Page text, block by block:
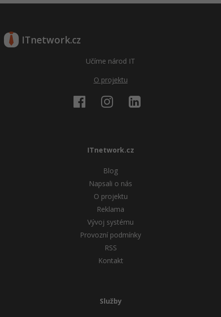
ITnetwork.cz
Učíme národ IT
O projektu
ITnetwork.cz
Blog
Napsali o nás
O projektu
Reklama
Vývoj systému
Provozní podmínky
RSS
Kontakt
Služby